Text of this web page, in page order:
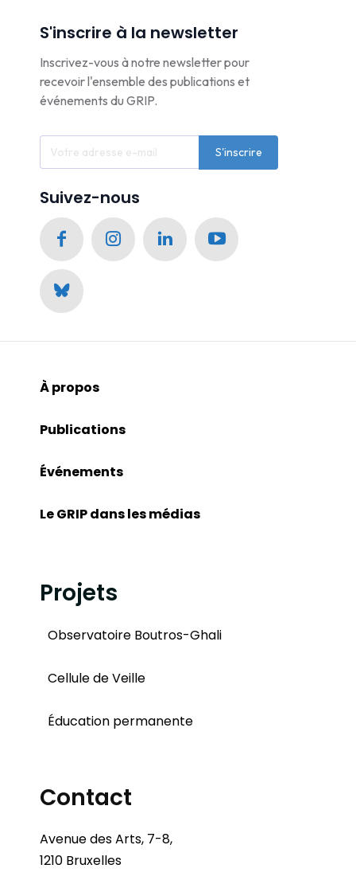
S'inscrire à la newsletter
Inscrivez-vous à notre newsletter pour
recevoir l'ensemble des publications et
événements du GRIP.
S'inscrire
Suivez-nous
À propos
Publications
Événements
Le GRIP dans les médias
Projets
Observatoire Boutros-Ghali
Cellule de Veille
Éducation permanente
Contact
Avenue des Arts, 7-8,
1210 Bruxelles